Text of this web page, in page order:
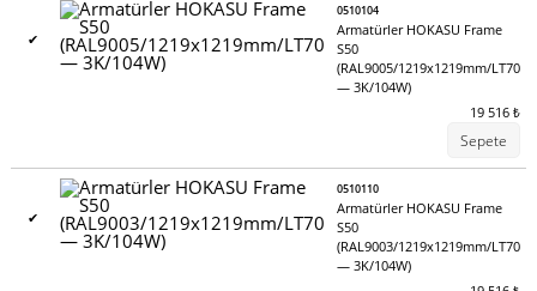
✔
0510104
Armatürler HOKASU Frame
S50
(RAL9005/1219x1219mm/LT70
— 3K/104W)
19 516₺
Sepete
✔
0510110
Armatürler HOKASU Frame
S50
(RAL9003/1219x1219mm/LT70
— 3K/104W)